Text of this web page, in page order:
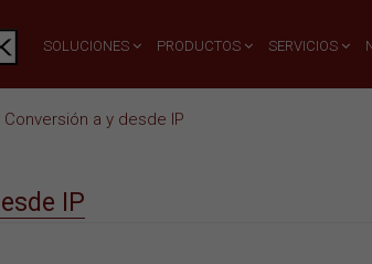
SOLUCIONES PRODUCTOS SERVICIOS
Conversión a y desde IP
IP